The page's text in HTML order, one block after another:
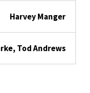
Harvey Manger
Tod Andrews